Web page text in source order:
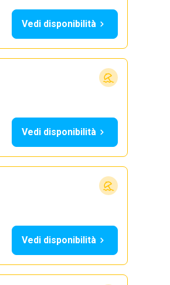
Vedi disponibilità
Vedi disponibilità
Vedi disponibilità